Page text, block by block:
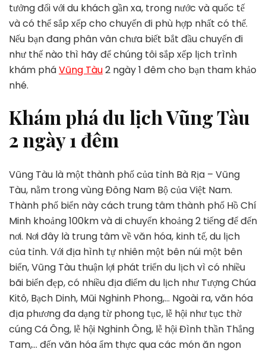
tưởng đối với du khách gần xa, trong nước và quốc tế
và có thể sắp xếp cho chuyến đi phù hợp nhất có thể.
Nếu bạn đang phân vân chưa biết bắt đầu chuyến đi
như thế nào thì hãy để chúng tôi sắp xếp lịch trình
khám pháVũng Tàu2 ngày 1 đêm cho bạn tham khảo
nhé.
Khám phá du lịch Vũng Tàu
2 ngày 1 đêm
Vũng Tàu là một thành phố của tỉnh Bà Rịa – Vũng
Tàu, nằm trong vùng Đông Nam Bộ của Việt Nam.
Thành phố biển này cách trung tâm thành phố Hồ Chí
Minh khoảng 100km và di chuyển khoảng 2 tiếng để đến
nơi. Nơi đây là trung tâm về văn hóa, kinh tế, du lịch
của tỉnh. Với địa hình tự nhiên một bên núi một bên
biển, Vũng Tàu thuận lợi phát triển du lịch vì có nhiều
bãi biển đẹp, có nhiều địa điểm du lịch như Tượng Chúa
Kitô, Bạch Dinh, Mũi Nghinh Phong,… Ngoài ra, văn hóa
địa phương đa dạng từ phong tục, lễ hội như tục thờ
cúng Cá Ông, lễ hội Nghinh Ông, lễ hội Đình thần Thắng
Tam,… đến văn hóa ẩm thực qua các món ăn ngon